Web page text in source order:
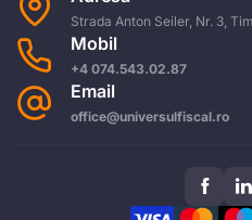
Strada Anton Seiler, Nr. 3,
Mobil
+4 074.543.02.87
Email
office@universulfiscal.ro